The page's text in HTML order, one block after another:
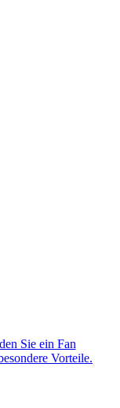
Sie ein Fan
Vorteile.